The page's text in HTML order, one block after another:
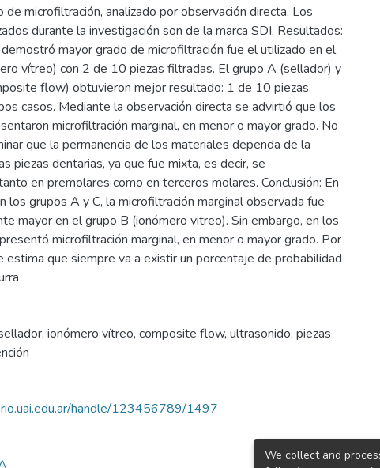
de microfiltración, analizado por observación directa. Los
durante la investigación son de la marca SDI. Resultados:
mayor grado de microfiltración fue el utilizado en el
vítreo) con 2 de 10 piezas filtradas. El grupo A (sellador) y
flow) obtuvieron mejor resultado: 1 de 10 piezas
casos. Mediante la observación directa se advirtió que los
microfiltración marginal, en menor o mayor grado. No
que la permanencia de los materiales dependa de la
piezas dentarias, ya que fue mixta, es decir, se
en premolares como en terceros molares. Conclusión: En
los grupos A y C, la microfiltración marginal observada fue
mayor en el grupo B (ionómero vitreo). Sin embargo, en los
microfiltración marginal, en menor o mayor grado. Por
estima que siempre va a existir un porcentaje de probabilidad
, ionómero vítreo, composite flow, ultrasonido, piezas
handle/123456789/1497
We collect and